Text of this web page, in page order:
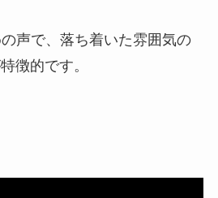
声で、落ち着いた雰囲気の
徴的です。